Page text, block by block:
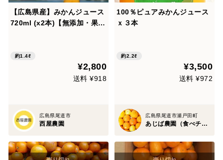
【広島県産】みかんジュース
720ml (x2本)【無添加・果汁
約1.4ℓ
¥2,800
送料 ¥918
広島県尾道市
西屋農園
100％ピュアみかんジュース
ｘ３本
約2.2ℓ
¥3,500
送料 ¥972
広島県尾道市瀬戸田町
あじば農園（食べチョク）